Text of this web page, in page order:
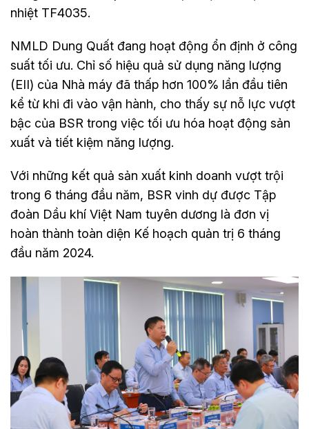
nhiệt TF4035.
NMLD Dung Quất đang hoạt động ổn định ở công
suất tối ưu. Chỉ số hiệu quả sử dụng năng lượng
(EII) của Nhà máy đã thấp hơn 100% lần đầu tiên
kể từ khi đi vào vận hành, cho thấy sự nỗ lực vượt
bậc của BSR trong việc tối ưu hóa hoạt động sản
xuất và tiết kiệm năng lượng.
Với những kết quả sản xuất kinh doanh vượt trội
trong 6 tháng đầu năm, BSR vinh dự được Tập
đoàn Dầu khí Việt Nam tuyên dương là đơn vị
hoàn thành toàn diện Kế hoạch quản trị 6 tháng
đầu năm 2024.